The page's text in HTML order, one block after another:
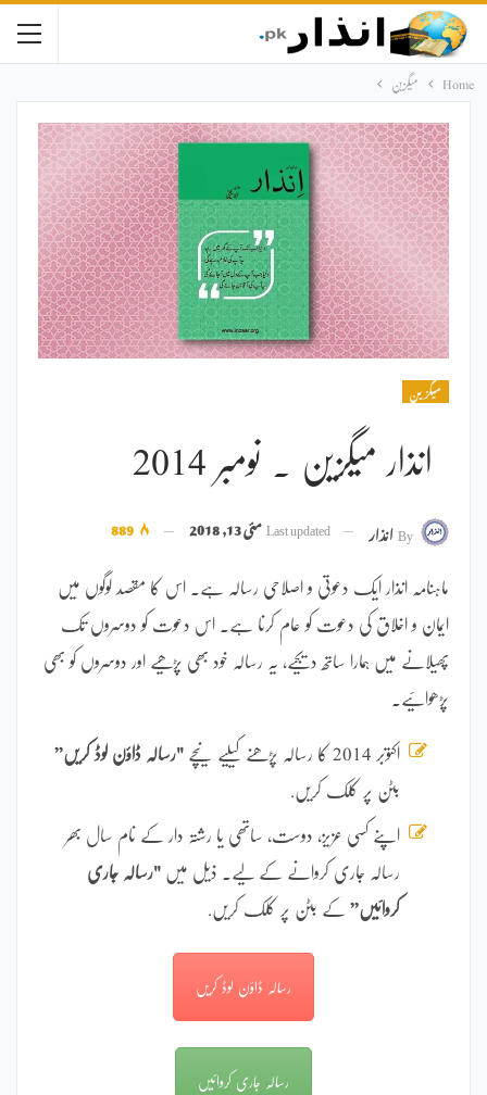
Home میگزین
میگزین
انذار میگزین ۔ نومبر 2014
Byانذار Last updatedمئی 13, 2018
ماہنامہ انذار ایک دعوتی و اصلاحی رسالہ ہے۔ اس کا مقصد لوگوں میں
ایمان و اخلاق کی دعوت کو عام کرنا ہے۔ اس دعوت کو دوسروں تک
پھیلانے میں ہمارا ساتھ دیجیے، یہ رسالہ خود بھی پڑھیے اور دوسروں کو بھی
پڑھوائیے۔
اکتوبر 2014 کا رسالہ پڑھنے کیلیے نیچے "رسالہ ڈاؤن لوڈ کریں”
بٹن پر کلک کریں.
اپنے کسی عزیز، دوست، ساتھی یا رشتہ دار کے نام سال بھر
رسالہ جاری کروانے کے لیے۔ ذیل میں "رسالہ جاری
کروائیں” کے بٹن پر کلک کریں.
رسالہ ڈاؤن لوڈ کریں
رسالہ جاری کروائیں